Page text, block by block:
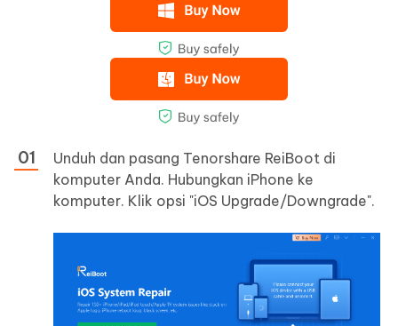
Unduh dan pasang Tenorshare ReiBoot di
komputer Anda. Hubungkan iPhone ke
komputer. Klik opsi "iOS Upgrade/Downgrade".